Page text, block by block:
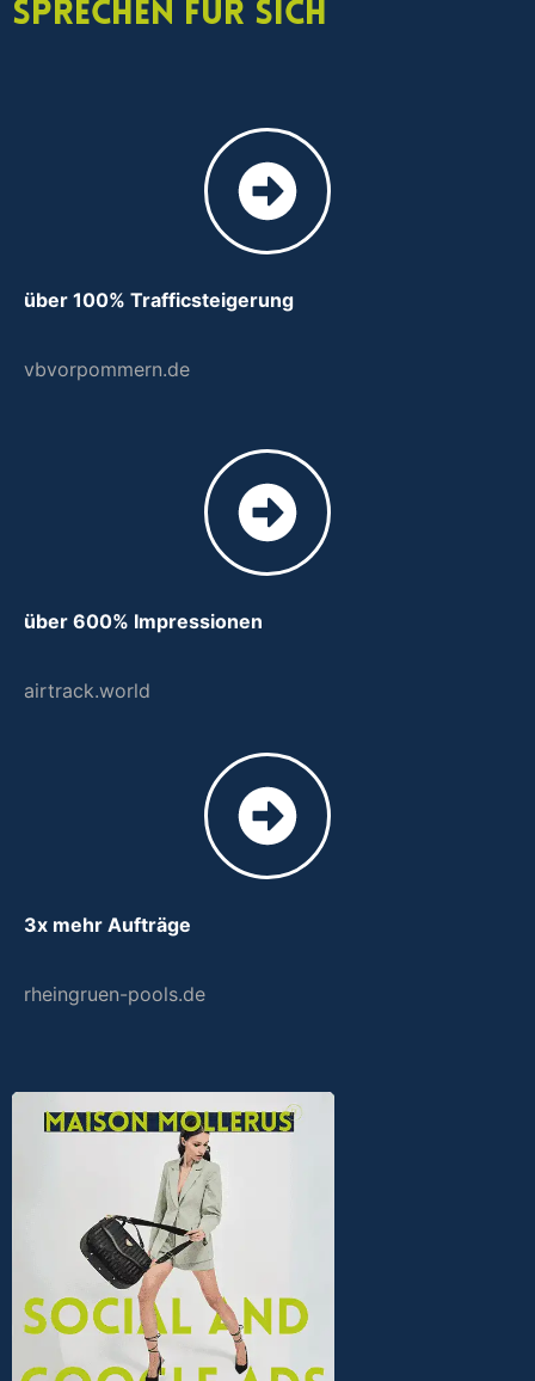
sprechen für sich
über 100% Trafficsteigerung
vbvorpommern.de
über 600% Impressionen
airtrack.world
3x mehr Aufträge
rheingruen-pools.de